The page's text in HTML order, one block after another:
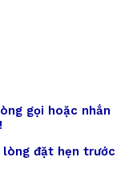
gọi hoặc nhắn
lòng đặt hẹn trước